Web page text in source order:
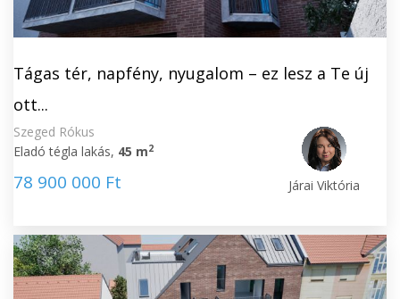
Tágas tér, napfény, nyugalom – ez lesz a Te új
ott...
Szeged Rókus
Eladó tégla lakás, 45 m2
78 900 000 Ft Járai Viktória